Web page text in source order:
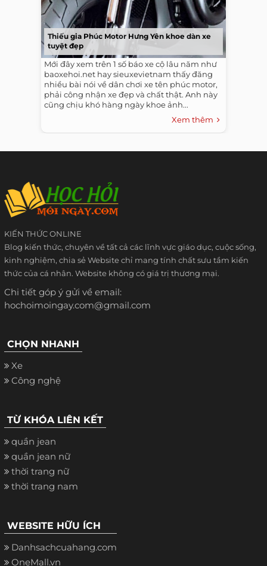
Thiếu gia Phúc Motor Hưng Yên khoe dàn xe
tuyệt đẹp
Mới đây xem trên 1 số báo xe cộ lâu năm như
baoxehoi.net hay sieuxevietnam thấy đăng
nhiều bài nói về dân chơi xe tên phúc motor,
phải công nhận xe đẹp và chất thật. Anh này
cũng chịu khó hàng ngày khoe ảnh...
Xem thêm
KIẾN THỨC ONLINE
Blog kiến thức, chuyên về tất cả các lĩnh vực giáo dục, cuộc sống,
kinh nghiệm, chia sẻ Website chỉ mang tính chất sưu tầm kiến
thức của cá nhân. Website không có giá trị thương mại.
Chi tiết góp ý gửi về email:
hochoimoingay.com@gmail.com
CHỌN NHANH
Xe
Công nghệ
TỪ KHÓA LIÊN KẾT
quần jean
quần jean nữ
thời trang nữ
thời trang nam
WEBSITE HỮU ÍCH
Danhsachcuahang.com
OneMall.vn